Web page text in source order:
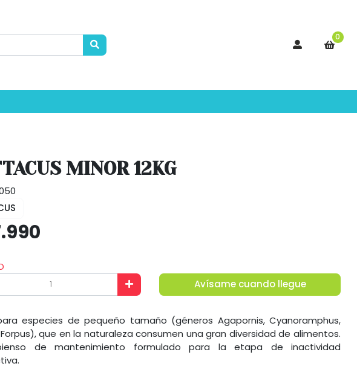
0
MINOR 12KG
Avísame cuando llegue
especies de pequeño tamaño (géneros Agapornis, Cyanoramphus,
Forpus), que en la naturaleza consumen una gran diversidad de alimentos.
de mantenimiento formulado para la etapa de inactividad